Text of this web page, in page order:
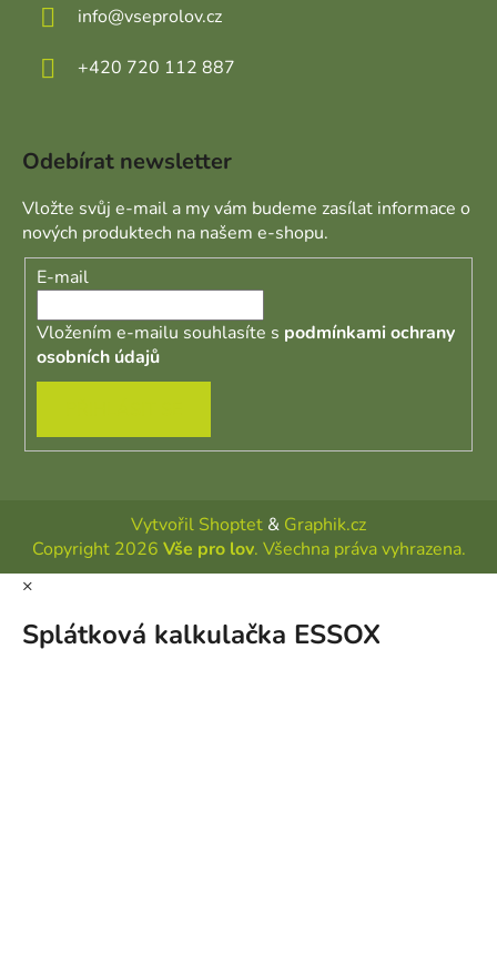
info@vseprolov.cz
+420 720 112 887
Odebírat newsletter
Vložte svůj e-mail a my vám budeme zasílat informace o
nových produktech na našem e-shopu.
E-mail
Vložením e-mailu souhlasíte s podmínkami ochrany
osobních údajů
Vytvořil Shoptet & Graphik.cz
Copyright 2026 Vše pro lov. Všechna práva vyhrazena.
×
Splátková kalkulačka ESSOX